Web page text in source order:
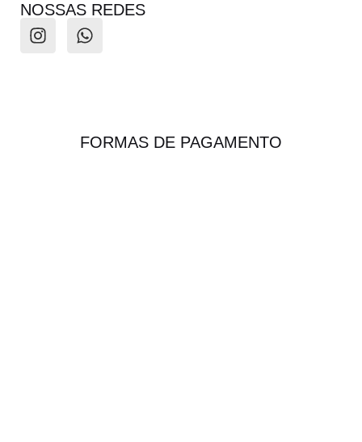
NOSSAS REDES
FORMAS DE PAGAMENTO